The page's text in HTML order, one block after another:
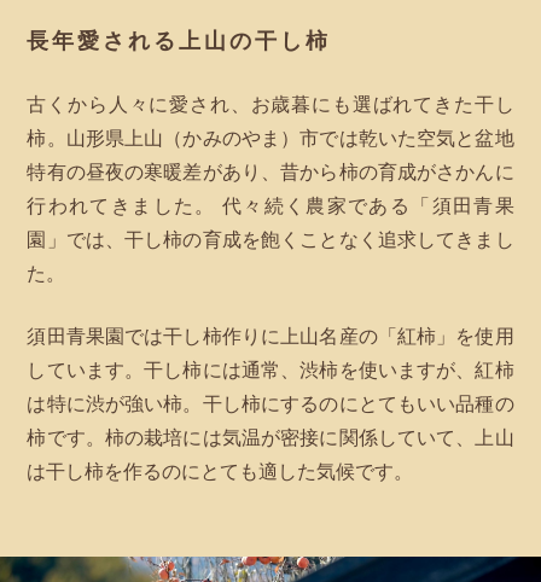
長年愛される上山の干し柿
古くから人々に愛され、お歳暮にも選ばれてきた干し
柿。山形県上山（かみのやま）市では乾いた空気と盆地
特有の昼夜の寒暖差があり、昔から柿の育成がさかんに
行われてきました。 代々続く農家である「須田青果
園」では、干し柿の育成を飽くことなく追求してきまし
た。
須田青果園では干し柿作りに上山名産の「紅柿」を使用
しています。干し柿には通常、渋柿を使いますが、紅柿
は特に渋が強い柿。干し柿にするのにとてもいい品種の
柿です。柿の栽培には気温が密接に関係していて、上山
は干し柿を作るのにとても適した気候です。